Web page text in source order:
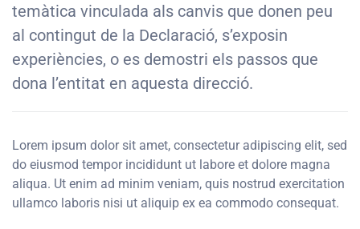
temàtica vinculada als canvis que donen peu
al contingut de la Declaració, s’exposin
experiències, o es demostri els passos que
dona l’entitat en aquesta direcció.
Lorem ipsum dolor sit amet, consectetur adipiscing elit, sed
do eiusmod tempor incididunt ut labore et dolore magna
aliqua. Ut enim ad minim veniam, quis nostrud exercitation
ullamco laboris nisi ut aliquip ex ea commodo consequat.